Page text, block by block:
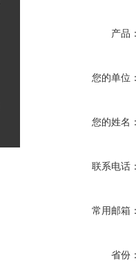
产品
您的单位
您的姓名
联系电话
常用邮箱
省份